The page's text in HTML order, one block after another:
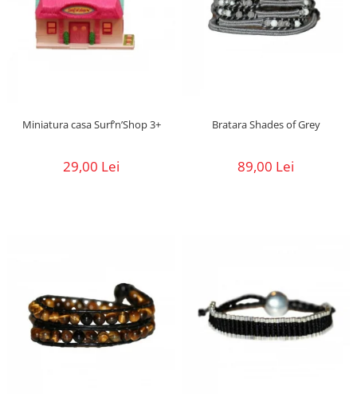
Miniatura casa Surf’n’Shop 3+
29,00 Lei
Bratara Shades of Grey
89,00 Lei